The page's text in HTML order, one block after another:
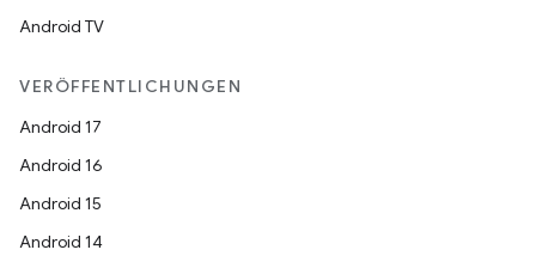
Android TV
VERÖFFENTLICHUNGEN
Android 17
Android 16
Android 15
Android 14